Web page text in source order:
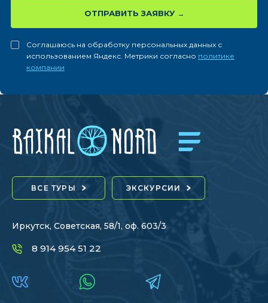
ОТПРАВИТЬ ЗАЯВКУ
Соглашаюсь на обработку персональных данных с
использованием Яндекс. Метрики согласно политике
компании
ВСЕ ТУРЫ ЭКСКУРСИИ
Иркутск, Советская, 58/1, оф. 603/3
8 914 954 51 22